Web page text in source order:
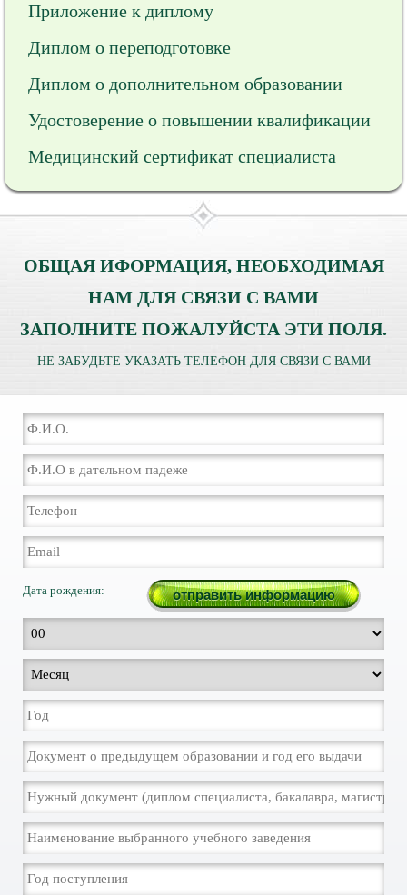
Приложение к диплому
Диплом о переподготовке
Диплом о дополнительном образовании
Удостоверение о повышении квалификации
Медицинский сертификат специалиста
ОБЩАЯ ИФОРМАЦИЯ, НЕОБХОДИМАЯ
НАМ ДЛЯ СВЯЗИ С ВАМИ
ЗАПОЛНИТЕ ПОЖАЛУЙСТА ЭТИ ПОЛЯ.
НЕ ЗАБУДЬТЕ УКАЗАТЬ ТЕЛЕФОН ДЛЯ СВЯЗИ С ВАМИ
Дата рождения: